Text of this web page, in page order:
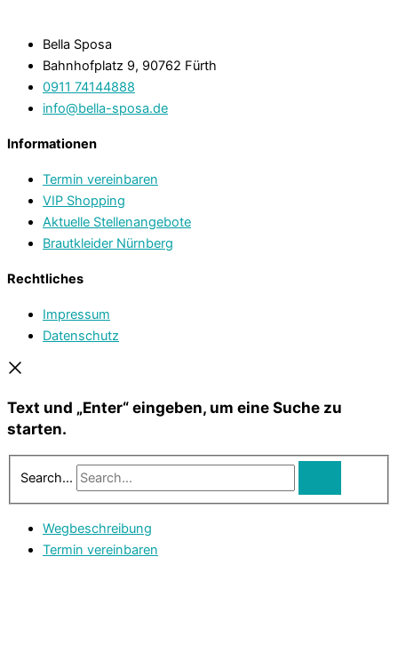
Bella Sposa
Bahnhofplatz 9, 90762 Fürth
0911 74144888
info@bella-sposa.de
Informationen
Termin vereinbaren
VIP Shopping
Aktuelle Stellenangebote
Brautkleider Nürnberg
Rechtliches
Impressum
Datenschutz
Text und „Enter“ eingeben, um eine Suche zu
starten.
Search...
Wegbeschreibung
Termin vereinbaren